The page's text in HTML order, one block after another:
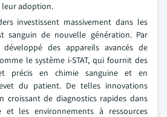
adoption.
investissent massivement dans les
sanguin de nouvelle génération. Par
des appareils avancés de
le système i-STAT, qui fournit des
précis en chimie sanguine et en
du patient. De telles innovations
croissant de diagnostics rapides dans
et les environnements à ressources